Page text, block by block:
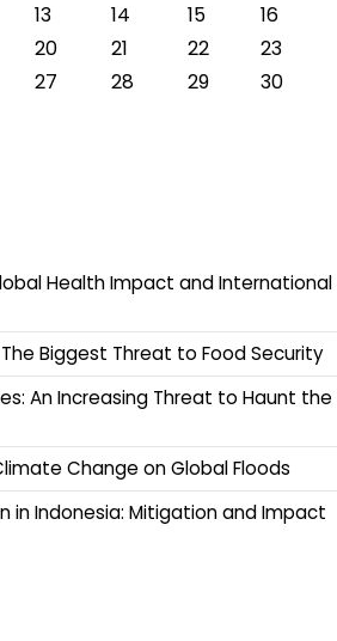
13 14 15
16
20 21 22
23
27 28 29
30
Health Impact and International
Biggest Threat to Food Security
An Increasing Threat to Haunt the
Change on Global Floods
in Indonesia: Mitigation and Impact